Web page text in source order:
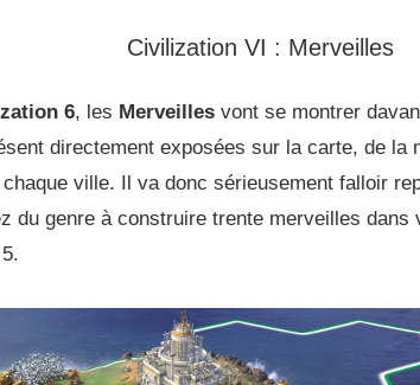
Civilization VI : Merveilles
6, les Merveilles vont se montrer
directement exposées sur la carte, de la
ville. Il va donc sérieusement falloir
du genre à construire trente merveilles dans